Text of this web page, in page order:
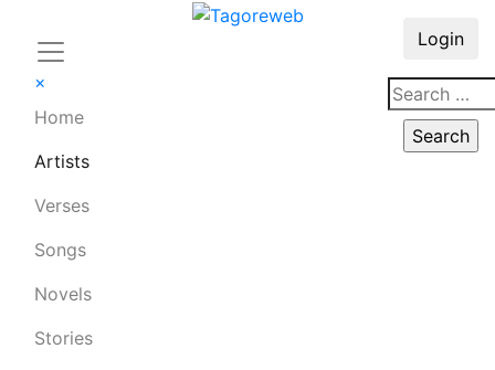
×
Home
Artists
Verses
Songs
Novels
Stories
Login